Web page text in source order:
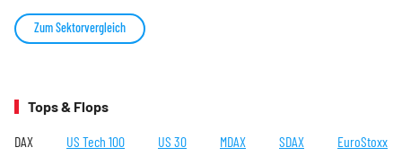
Zum Sektorvergleich
Tops & Flops
DAX US Tech 100 US 30 MDAX SDAX EuroStoxx